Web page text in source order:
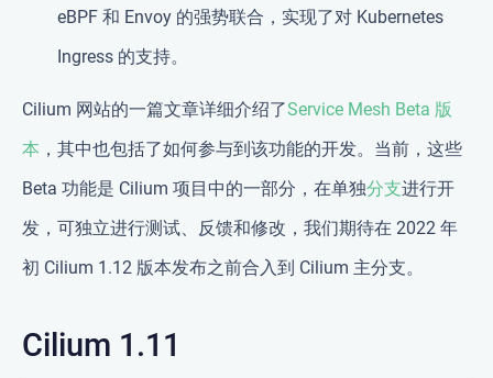
eBPF 和 Envoy 的强势联合，实现了对 Kubernetes
Ingress 的支持。
Cilium 网站的一篇文章详细介绍了Service Mesh Beta 版
本 ，其中也包括了如何参与到该功能的开发。当前，这些
Beta 功能是 Cilium 项目中的一部分，在单独分支进行开
发，可独立进行测试、反馈和修改，我们期待在 2022 年
初 Cilium 1.12 版本发布之前合入到 Cilium 主分支。
Cilium 1.11